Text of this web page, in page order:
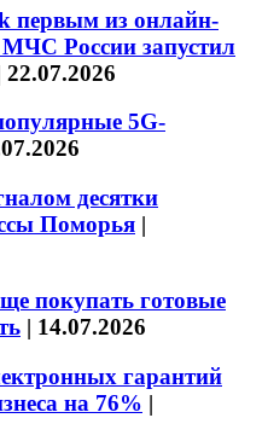
первым из онлайн-
МЧС России запустил
22.07.2026
5G-
десятки
Поморья |
покупать готовые
| 14.07.2026
гарантий
на 76% |